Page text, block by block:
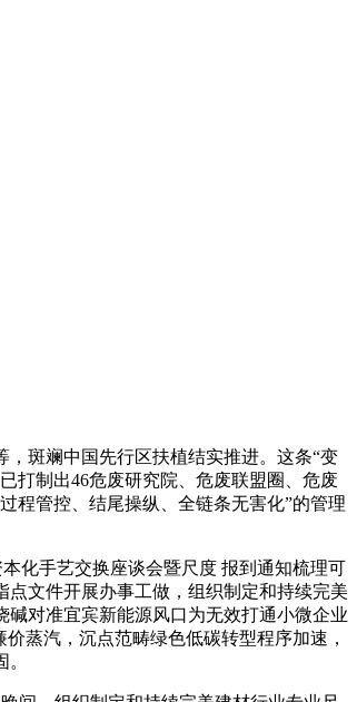
斑斓中国先行区扶植结实推进。这条“变
打制出46危废研究院、危废联盟圈、危废
程管控、结尾操纵、全链条无害化”的管理
化手艺交换座谈会暨尺度 报到通知梳理可
文件开展办事工做，组织制定和持续完美
对准宜宾新能源风口为无效打通小微企业
蒸汽，沉点范畴绿色低碳转型程序加速，